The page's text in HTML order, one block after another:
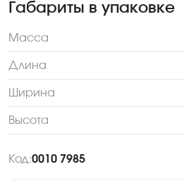
Габариты в упаковке
Масса
Длина
Ширина
Высота
Код:0010 7985